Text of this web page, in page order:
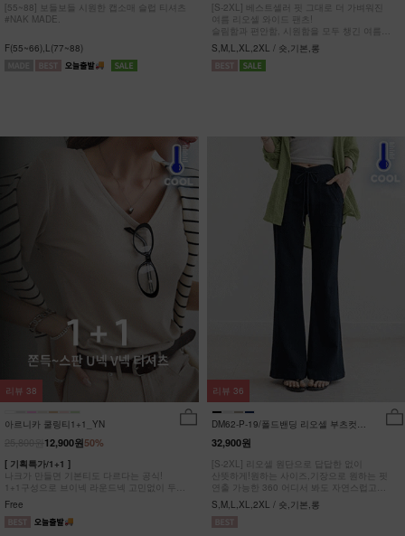
[55~88] 보들보들 시원한 캡소매 슬럽 티셔츠
#NAK MADE.
F(55~66),L(77~88)
[S-2XL] 베스트셀러 핏 그대로 더 가벼워진
여름 리오셀 와이드 팬츠!
슬림함과 편안함, 시원함을 모두 챙긴 여름
완전정복 팬츠
S,M,L,XL,2XL / 숏,기본,롱
아르니카 쿨링티1+1_YN
50%
12,900원
[ 기획특가/1+1 ]
나크가 만들면 기본티도 다르다는 공식!
1+1구성으로 브이넥 라운드넥 고민없이 두장
다 챙겨가세요
Free
리뷰 38
DM62-P-19/폴드밴딩 리오셀 부츠컷팬
32,900원
[S-2XL] 리오셀 원단으로 답답한 없이
산뜻하게!원하는 사이즈,기장으로 원하는 핏
연출 가능한 360 어디서 봐도 자연스럽고
균형잡힌 부츠컷 팬츠
S,M,L,XL,2XL / 숏,기본,롱
리뷰 36